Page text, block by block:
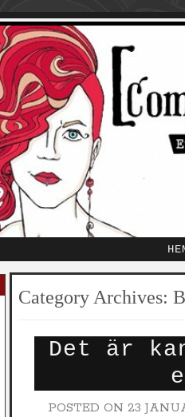
Category Archives:
Det är
POSTED ON 23